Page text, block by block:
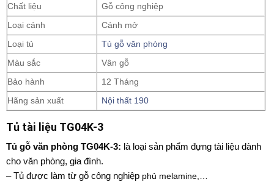
Chất liệu Gỗ công nghiệp
Loại cánh Cánh mở
Loại tủ Tủ gỗ văn phòng
Màu sắc Vân gỗ
Bảo hành 12 Tháng
Hãng sản xuất Nội thất 190
Tủ tài liệu TG04K-3
Tủ gỗ văn phòngTG04K-3: là loại sản phẩm đựng tài liệu dành
cho văn phòng, gia đình.
– Tủ được làm từ gỗ công nghiệp phủ melamine,…